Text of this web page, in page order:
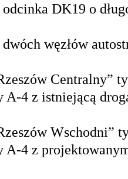
DK19 o
węzłów
Centralny”
A-4 z istniejącą
Wschodni”
A-4 z